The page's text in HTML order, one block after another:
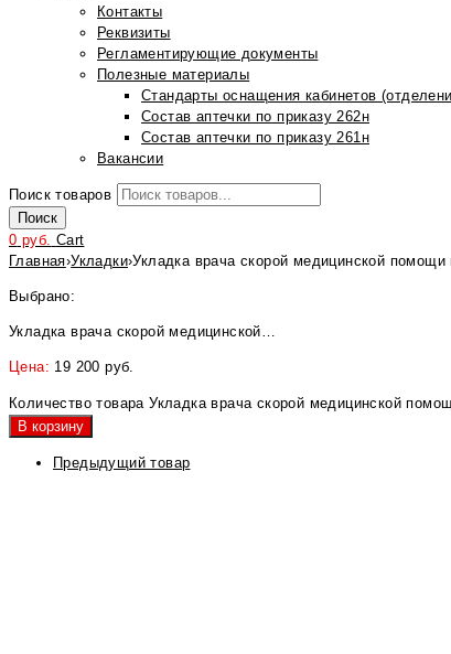
Контакты
Реквизиты
Регламентирующие документы
Полезные материалы
Стандарты оснащения кабинетов
Состав аптечки по приказу 262н
Состав аптечки по приказу 261н
Вакансии
Поиск товаров
Поиск
0 руб. Cart
Главная›Укладки›Укладка врача скорой медицинской
Выбрано:
Укладка врача скорой медицинской…
Цена: 19 200 руб.
Количество товара Укладка врача скорой медицинской
В корзину
Предыдущий товар